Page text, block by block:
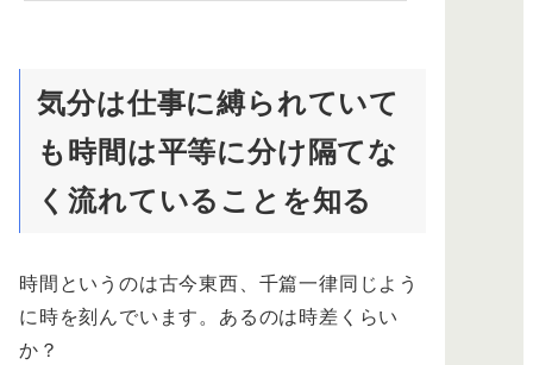
も同じことから始めてしまい、休日は朝の目覚めからの
んびりしたスタートから始めてもいいのでは？と思うこ
とがありました。 最近少し休日のタスクリストに違和
感？というか、このループはいつ息継ぎするの？朝一か
らオートマチックに「毎日のやる事リスト」...
気分は仕事に縛られていて
も時間は平等に分け隔てな
く流れていることを知る
時間というのは古今東西、千篇一律同じよう
に時を刻んでいます。あるのは時差くらい
か？